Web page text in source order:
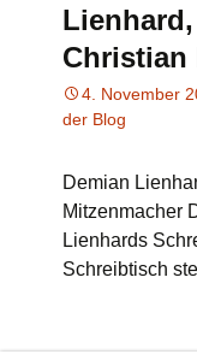
Christian
4. November
der Blog
Demian
Mitzenmacher
Lienhards
Schreibtisch